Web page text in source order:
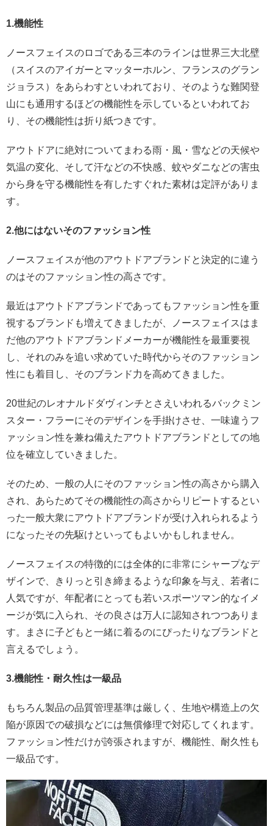
1.機能性
ノースフェイスのロゴである三本のラインは世界三大北壁
（スイスのアイガーとマッターホルン、フランスのグラン
ジョラス）をあらわすといわれており、そのような難関登
山にも通用するほどの機能性を示しているといわれてお
り、その機能性は折り紙つきです。
アウトドアに絶対についてまわる雨・風・雪などの天候や
気温の変化、そして汗などの不快感、蚊やダニなどの害虫
から身を守る機能性を有したすぐれた素材は定評がありま
す。
2.他にはないそのファッション性
ノースフェイスが他のアウトドアブランドと決定的に違う
のはそのファッション性の高さです。
最近はアウトドアブランドであってもファッション性を重
視するブランドも増えてきましたが、ノースフェイスはま
だ他のアウトドアブランドメーカーが機能性を最重要視
し、それのみを追い求めていた時代からそのファッション
性にも着目し、そのブランド力を高めてきました。
20世紀のレオナルドダヴィンチとさえいわれるバックミン
スター・フラーにそのデザインを手掛けさせ、一味違うフ
ァッション性を兼ね備えたアウトドアブランドとしての地
位を確立していきました。
そのため、一般の人にそのファッション性の高さから購入
され、あらためてその機能性の高さからリピートするとい
った一般大衆にアウトドアブランドが受け入れられるよう
になったその先駆けといってもよいかもしれません。
ノースフェイスの特徴的には全体的に非常にシャープなデ
ザインで、きりっと引き締まるような印象を与え、若者に
人気ですが、年配者にとっても若いスポーツマン的なイメ
ージが気に入られ、その良さは万人に認知されつつありま
す。まさに子どもと一緒に着るのにぴったりなブランドと
言えるでしょう。
3.機能性・耐久性は一級品
もちろん製品の品質管理基準は厳しく、生地や構造上の欠
陥が原因での破損などには無償修理で対応してくれます。
ファッション性だけが誇張されますが、機能性、耐久性も
一級品です。